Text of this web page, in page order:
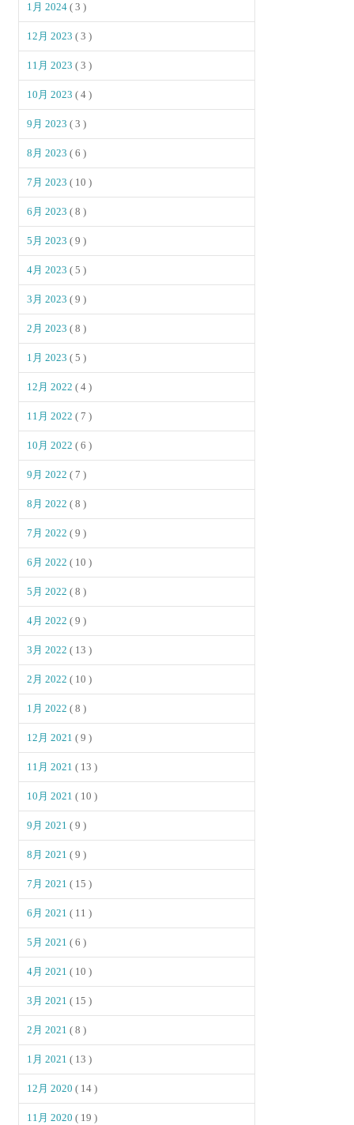
1月 2024( 3 )
12月 2023( 3 )
11月 2023( 3 )
10月 2023( 4 )
9月 2023( 3 )
8月 2023( 6 )
7月 2023( 10 )
6月 2023( 8 )
5月 2023( 9 )
4月 2023( 5 )
3月 2023( 9 )
2月 2023( 8 )
1月 2023( 5 )
12月 2022( 4 )
11月 2022( 7 )
10月 2022( 6 )
9月 2022( 7 )
8月 2022( 8 )
7月 2022( 9 )
6月 2022( 10 )
5月 2022( 8 )
4月 2022( 9 )
3月 2022( 13 )
2月 2022( 10 )
1月 2022( 8 )
12月 2021( 9 )
11月 2021( 13 )
10月 2021( 10 )
9月 2021( 9 )
8月 2021( 9 )
7月 2021( 15 )
6月 2021( 11 )
5月 2021( 6 )
4月 2021( 10 )
3月 2021( 15 )
2月 2021( 8 )
1月 2021( 13 )
12月 2020( 14 )
11月 2020( 19 )